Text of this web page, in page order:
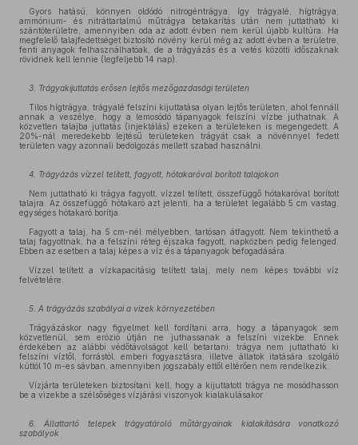
Gyors hatású, könnyen oldódó nitrogéntrágya, így trágyalé, hígtrágya,
ammónium- és nitráttartalmú műtrágya betakarítás után nem juttatható ki
szántóterületre, amennyiben oda az adott évben nem kerül újabb kultúra. Ha
megfelelő talajfedettséget biztosító növény kerül még az adott évben a területre,
fenti anyagok felhasználhatóak, de a trágyázás és a vetés közötti időszaknak
rövidnek kell lennie (legfeljebb 14 nap).
3. Trágyakijuttatás erősen lejtős mezőgazdasági területen
Tilos hígtrágya, trágyalé felszíni kijuttatása olyan lejtős területen, ahol fennáll
annak a veszélye, hogy a lemosódó tápanyagok felszíni vízbe juthatnak. A
közvetlen talajba juttatás (injektálás) ezeken a területeken is megengedett. A
20%-nál meredekebb lejtésű területeken trágyát csak a növénnyel fedett
területen vagy azonnali bedolgozás mellett szabad használni.
4. Trágyázás vízzel telített, fagyott, hótakaróval borított talajokon
Nem juttatható ki trágya fagyott, vízzel telített, összefüggő hótakaróval borított
talajra. Az összefüggő hótakaró azt jelenti, ha a területet legalább 5 cm vastag,
egységes hótakaró borítja.
Fagyott a talaj, ha 5 cm-nél mélyebben, tartósan átfagyott. Nem tekinthető a
talaj fagyottnak, ha a felszíni réteg éjszaka fagyott, napközben pedig felenged.
Ebben az esetben a talaj képes a víz és a tápanyagok befogadására.
Vízzel telített a vízkapacitásig telített talaj, mely nem képes további víz
felvételére.
5. A trágyázás szabályai a vizek környezetében
Trágyázáskor nagy figyelmet kell fordítani arra, hogy a tápanyagok sem
közvetlenül, sem erózió útján ne juthassanak a felszíni vizekbe. Ennek
érdekében az alábbi védőtávolságot kell betartani: trágya nem juttatható ki
felszíni víztől, forrástól, emberi fogyasztásra, illetve állatok itatására szolgáló
kúttól 10 m-es sávban, amennyiben jogszabály ettől eltérően nem rendelkezik.
Vízjárta területeken biztosítani kell, hogy a kijuttatott trágya ne mosódhasson
be a vizekbe a szélsőséges vízjárási viszonyok kialakulásakor.
6. Állattartó telepek trágyatároló műtárgyainak kialakítására vonatkozó
szabályok